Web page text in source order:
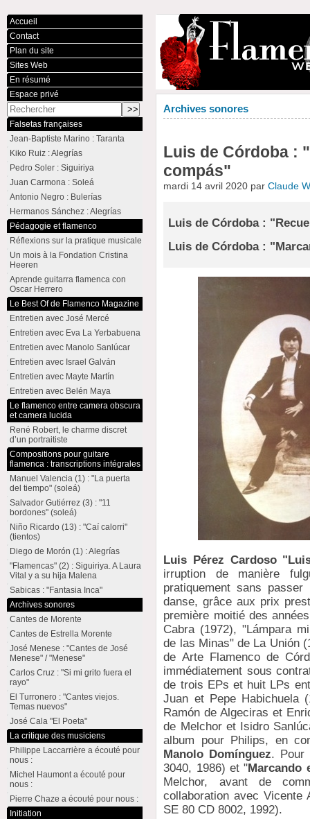
Archives sonores
Luis de Córdoba :
compás"
mardi 14 avril 2020 parClaude
Luis de Córdoba :
Luis de Córdoba :
Luis Pérez Cardoso
irruption de manière
pratiquement sans
danse, grâce aux prix
première moitié des
Cabra (1972), "Lámpara
de las Minas" de La Unión
de Arte Flamenco de
immédiatement sous
de trois EPs et huit LPs
Juan et Pepe Habichuela
Ramón de Algeciras et
de Melchor et Isidro
album pour Philips, en
Manolo Domínguez. Pour
3040, 1986) et "Marcando
Melchor, avant de
collaboration avec Vicente
SE 80 CD 8002, 1992).
Accueil
Contact
Plan du site
Sites Web
En résumé
Espace privé
Falsetas françaises
Jean-Baptiste Marino : Taranta
Kiko Ruiz : Alegrías
Pedro Soler : Siguiriya
Juan Carmona : Soleá
Antonio Negro : Bulerías
Hermanos Sánchez : Alegrías
Pédagogie et flamenco
Réflexions sur la pratique musicale
Un mois à la Fondation Cristina
Heeren
Aprende guitarra flamenca con
Oscar Herrero
Le Best Of de Flamenco Magazine
Entretien avec José Mercé
Entretien avec Eva La Yerbabuena
Entretien avec Manolo Sanlúcar
Entretien avec Israel Galván
Entretien avec Mayte Martín
Entretien avec Belén Maya
Le flamenco entre camera obscura
et camera lucida
René Robert, le charme discret
d’un portraitiste
Compositions pour guitare
flamenca : transcriptions intégrales
Manuel Valencia (1) : "La puerta
del tiempo" (soleá)
Salvador Gutiérrez (3) : "11
bordones" (soleá)
Niño Ricardo (13) : "Caí calorri"
(tientos)
Diego de Morón (1) : Alegrías
"Flamencas" (2) : Siguiriya. A Laura
Vital y a su hija Malena
Sabicas : "Fantasia Inca"
Archives sonores
Cantes de Morente
Cantes de Estrella Morente
José Menese : "Cantes de José
Menese" / "Menese"
Carlos Cruz : "Si mi grito fuera el
rayo"
El Turronero : "Cantes viejos.
Temas nuevos"
José Cala "El Poeta"
La critique des musiciens
Philippe Laccarrière a écouté pour
nous :
Michel Haumont a écouté pour
nous :
Pierre Chaze a écouté pour nous :
Initiation